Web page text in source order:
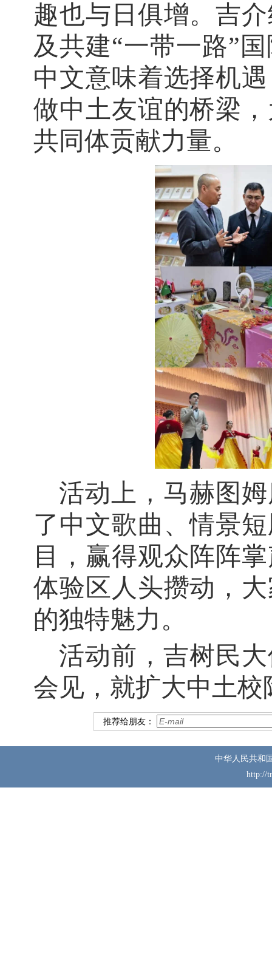
趣也与日俱增。吉
及共建“一带一路”
中文意味着选择机
做中土友谊的桥梁
共同体贡献力量。
活动上，马赫图
了中文歌曲、情景
目，赢得观众阵阵
体验区人头攒动，
的独特魅力。
活动前，吉树民
会见，就扩大中土
推荐给朋友：
中华人民共和
http://